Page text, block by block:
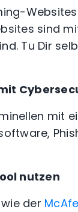
sind
Tu Dir
mit
nutzen
der